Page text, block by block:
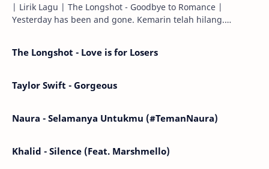
| Lirik Lagu | The Longshot - Goodbye to Romance |
Yesterday has been and gone. Kemarin telah hilang.
The Longshot - Love is for Losers
Taylor Swift - Gorgeous
Naura - Selamanya Untukmu (#TemanNaura)
Khalid - Silence (Feat. Marshmello)